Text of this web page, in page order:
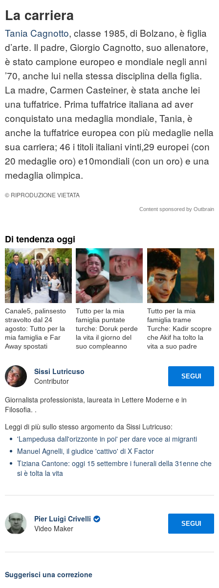
La carriera
Tania Cagnotto, classe 1985, di Bolzano, è figlia
d’arte. Il padre, Giorgio Cagnotto, suo allenatore,
è stato campione europeo e mondiale negli anni
’70, anche lui nella stessa disciplina della figlia.
La madre, Carmen Casteiner, è stata anche lei
una tuffatrice. Prima tuffatrice italiana ad aver
conquistato una medaglia mondiale, Tania, è
anche la tuffatrice europea con più medaglie nella
sua carriera; 46 i titoli italiani vinti,29 europei (con
20 medaglie oro) e10mondiali (con un oro) e una
medaglia olimpica.
© RIPRODUZIONE VIETATA
Content sponsored by Outbrain
Di tendenza oggi
Canale5, palinsesto
stravolto dal 24
agosto: Tutto per la
mia famiglia e Far
Away spostati
Tutto per la mia
famiglia puntate
turche: Doruk perde
la vita il giorno del
suo compleanno
Tutto per la mia
famiglia trame
Turche: Kadir scopre
che Akif ha tolto la
vita a suo padre
Sissi Lutricuso
Contributor
SEGUI
Giornalista professionista, laureata in Lettere Moderne e in
Filosofia. .
Leggi di più sullo stesso argomento da Sissi Lutricuso:
'Lampedusa dall'orizzonte in poi' per dare voce ai migranti
Manuel Agnelli, il giudice 'cattivo' di X Factor
Tiziana Cantone: oggi 15 settembre i funerali della 31enne che
si è tolta la vita
Pier Luigi Crivelli
Video Maker
SEGUI
Suggerisci una correzione